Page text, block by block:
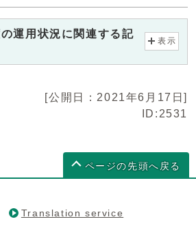
運用状況に関連する記
表示
[公開日：2021年6月17日]
ID:2531
ページの先頭へ戻る
Translation service